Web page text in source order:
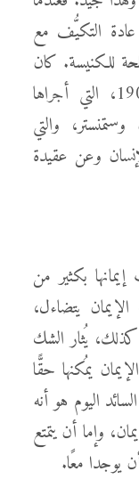
عادة التكيُّف مع
للكنيسة. كان
هذا هو الحال في تعديلات عام 1903، التي أجراها
والتي
وعن عقيدة
بكثير من
يتضاءل،
يُثار الشك
يمُكنها حقًّا
اليوم هو أنه
وإما أن يتمتع
يوجدا معًا.